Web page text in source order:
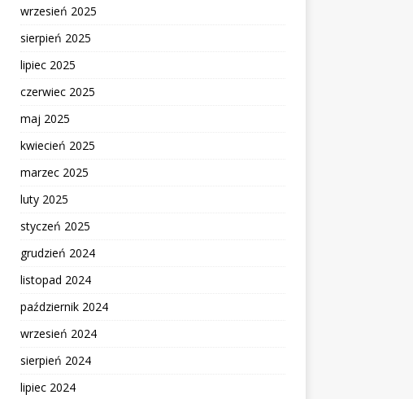
wrzesień 2025
sierpień 2025
lipiec 2025
czerwiec 2025
maj 2025
kwiecień 2025
marzec 2025
luty 2025
styczeń 2025
grudzień 2024
listopad 2024
październik 2024
wrzesień 2024
sierpień 2024
lipiec 2024